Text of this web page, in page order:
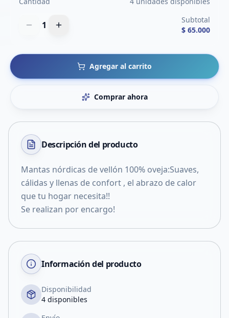
1
Subtotal
$ 65.000
Agregar al carrito
Comprar ahora
Descripción del producto
Mantas nórdicas de vellón 100% oveja:Suaves,
cálidas y llenas de confort , el abrazo de calor
que tu hogar necesita!!
Se realizan por encargo!
Información del producto
Disponibilidad
4 disponibles